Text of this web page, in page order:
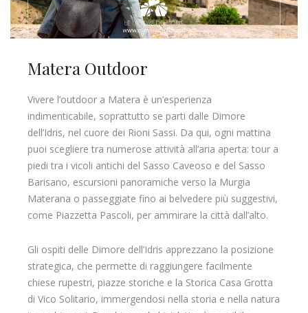
Matera Outdoor
Vivere l’outdoor a Matera è un’esperienza
indimenticabile, soprattutto se parti dalle Dimore
dell’Idris, nel cuore dei Rioni Sassi. Da qui, ogni mattina
puoi scegliere tra numerose attività all’aria aperta: tour a
piedi tra i vicoli antichi del Sasso Caveoso e del Sasso
Barisano, escursioni panoramiche verso la Murgia
Materana o passeggiate fino ai belvedere più suggestivi,
come Piazzetta Pascoli, per ammirare la città dall’alto.
Gli ospiti delle Dimore dell’Idris apprezzano la posizione
strategica, che permette di raggiungere facilmente
chiese rupestri, piazze storiche e la Storica Casa Grotta
di Vico Solitario, immergendosi nella storia e nella natura